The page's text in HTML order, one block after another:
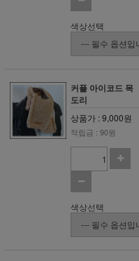
색상선택
커플 아이코드 목
도리
상품가 : 9,000원
적립금 : 90원
색상선택